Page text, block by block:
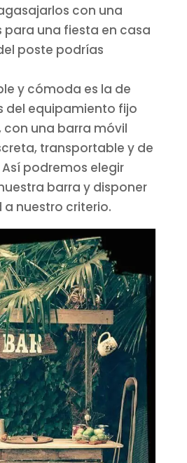
con una
para una fiesta en casa
poste podrías
y cómoda es la de
del equipamiento fijo
una barra móvil
transportable y de
podremos elegir
barra y disponer
nuestro criterio.